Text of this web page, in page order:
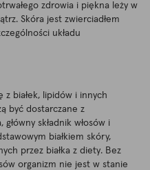
zdrowia i piękna leży w
Skóra jest zwierciadłem
układu
z białek, lipidów i innych
być dostarczane z
składnik włosów i
białkiem skóry,
przez białka z diety. Bez
organizm nie jest w stanie